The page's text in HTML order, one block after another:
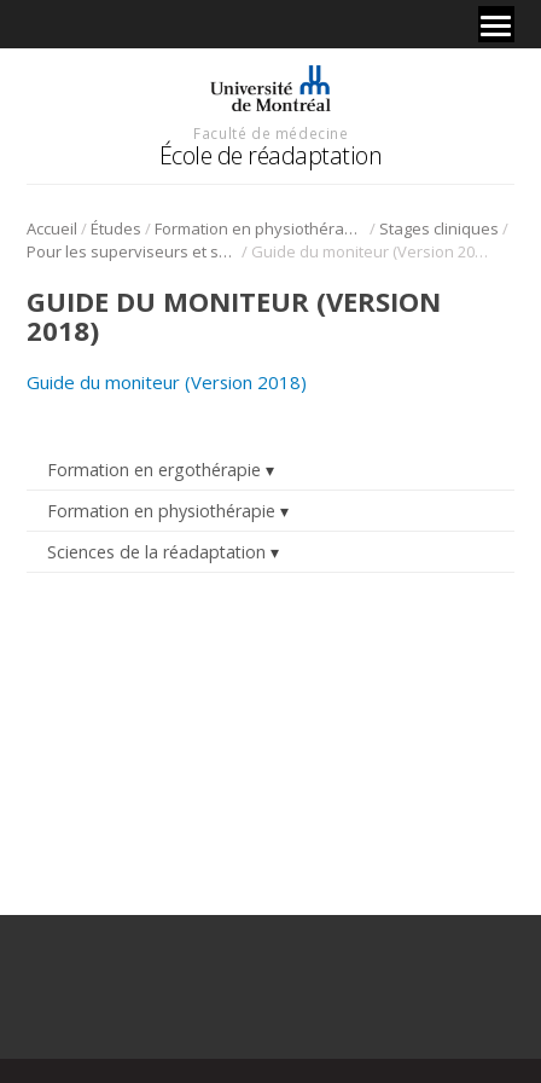
Faculté de médecine
École de réadaptation
Accueil / Études / Formation en physiothérapie / Stages cliniques /
Pour les superviseurs et superviseures cliniques / Guide du moniteur (Version 2018)
Formation en ergothérapie
Formation en physiothérapie
Sciences de la réadaptation
GUIDE DU MONITEUR (VERSION
2018)
Guide du moniteur (Version 2018)